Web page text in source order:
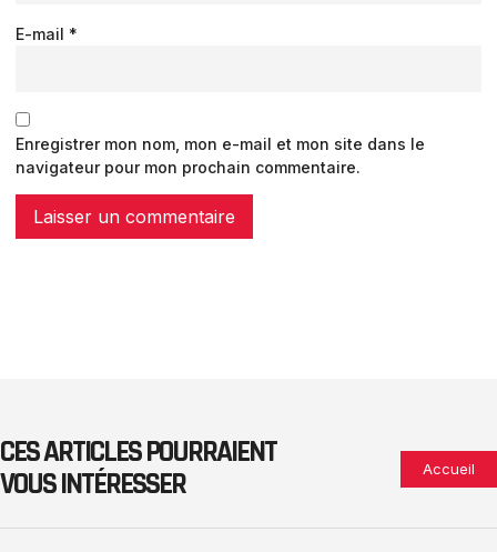
E-mail *
Enregistrer mon nom, mon e-mail et mon site dans le
navigateur pour mon prochain commentaire.
CES ARTICLES POURRAIENT
VOUS INTÉRESSER
Accueil